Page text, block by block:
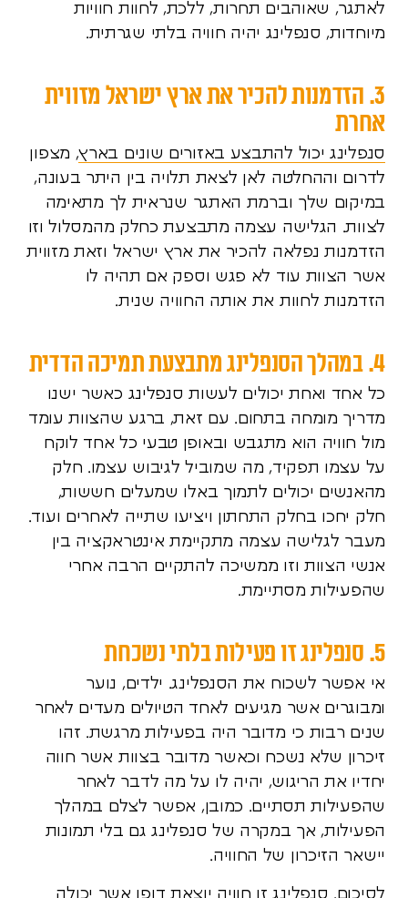
לאתגר, שאוהבים תחרות, ללכת, לחוות חוויות
מיוחדות, סנפלינג יהיה חוויה בלתי שגרתית.
3. הזדמנות להכיר את ארץ ישראל מזווית
אחרת
סנפלינג יכול להתבצע באזורים שונים בארץ, מצפון
לדרום וההחלטה לאן לצאת תלויה בין היתר בעונה,
במיקום שלך וברמת האתגר שנראית לך מתאימה
לצוות. הגלישה עצמה מתבצעת כחלק מהמסלול וזו
הזדמנות נפלאה להכיר את ארץ ישראל וזאת מזווית
אשר הצוות עוד לא פגש וספק אם תהיה לו
הזדמנות לחוות את אותה החוויה שנית.
4. במהלך הסנפלינג מתבצעת תמיכה הדדית
כל אחד ואחת יכולים לעשות סנפלינג כאשר ישנו
מדריך מומחה בתחום. עם זאת, ברגע שהצוות עומד
מול חוויה הוא מתגבש ובאופן טבעי כל אחד לוקח
על עצמו תפקיד, מה שמוביל לגיבוש עצמו. חלק
מהאנשים יכולים לתמוך באלו שמעלים חששות,
חלק יחכו בחלק התחתון ויציעו שתייה לאחרים ועוד.
מעבר לגלישה עצמה מתקיימת אינטראקציה בין
אנשי הצוות וזו ממשיכה להתקיים הרבה אחרי
שהפעילות מסתיימת.
5. סנפלינג זו פעילות בלתי נשכחת
אי אפשר לשכוח את הסנפלינג. ילדים, נוער
ומבוגרים אשר מגיעים לאחד הטיולים מעדים לאחר
שנים רבות כי מדובר היה בפעילות מרגשת. זהו
זיכרון שלא נשכח וכאשר מדובר בצוות אשר חווה
יחדיו את הריגוש, יהיה לו על מה לדבר לאחר
שהפעילות תסתיים. כמובן, אפשר לצלם במהלך
הפעילות, אך במקרה של סנפלינג גם בלי תמונות
יישאר הזיכרון של החוויה.
לסיכום. סנפלינג זו חוויה יוצאת דופן אשר יכולה